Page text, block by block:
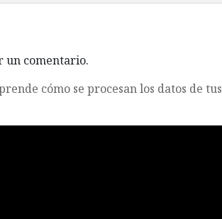
un comentario.
cómo se procesan los datos de tus